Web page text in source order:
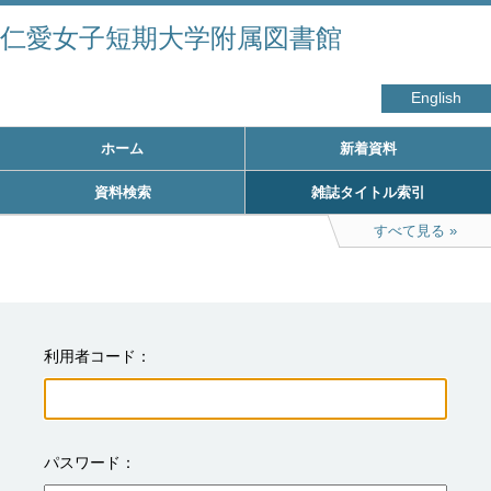
仁愛女子短期大学附属図書館
English
ホーム 新着資料
資料検索 雑誌タイトル索引
すべて見る
利用者コード
パスワード